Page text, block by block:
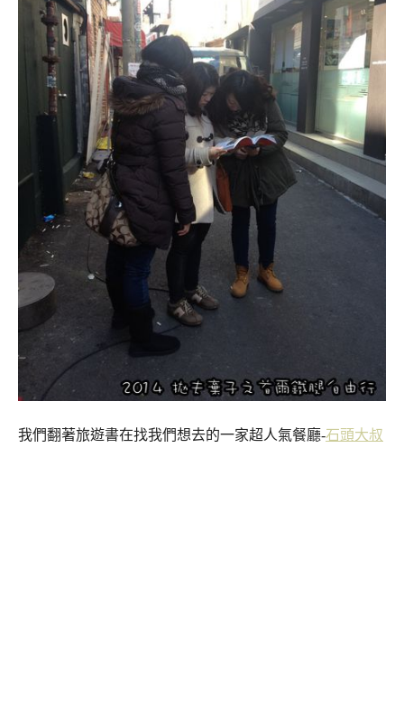
我們翻著旅遊書在找我們想去的一家超人氣餐廳-石頭大叔